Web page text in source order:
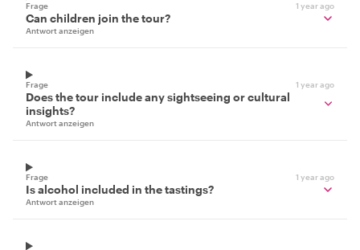
Frage 1 year ago
Can children join the tour?
Antwort anzeigen
Frage 1 year ago
Does the tour include any sightseeing or cultural
insights?
Antwort anzeigen
Frage 1 year ago
Is alcohol included in the tastings?
Antwort anzeigen